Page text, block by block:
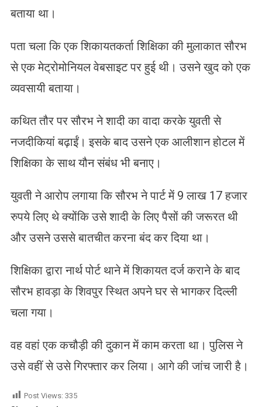
बताया था।
पता चला कि एक शिकायतकर्ता शिक्षिका की मुलाकात सौरभ
से एक मेट्रोमोनियल वेबसाइट पर हुई थी। उसने खुद को एक
व्यवसायी बताया।
कथित तौर पर सौरभ ने शादी का वादा करके युवती से
नजदीकियां बढ़ाईं। इसके बाद उसने एक आलीशान होटल में
शिक्षिका के साथ यौन संबंध भी बनाए।
युवती ने आरोप लगाया कि सौरभ ने पार्ट में 9 लाख 17 हजार
रुपये लिए थे क्योंकि उसे शादी के लिए पैसों की जरूरत थी
और उसने उससे बातचीत करना बंद कर दिया था।
शिक्षिका द्वारा नार्थ पोर्ट थाने में शिकायत दर्ज कराने के बाद
सौरभ हावड़ा के शिवपुर स्थित अपने घर से भागकर दिल्ली
चला गया।
वह वहां एक कचौड़ी की दुकान में काम करता था। पुलिस ने
उसे वहीं से उसे गिरफ्तार कर लिया। आगे की जांच जारी है।
Post Views: 335